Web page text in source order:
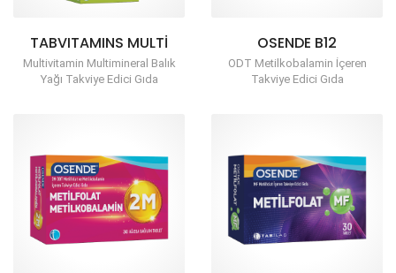
TABVITAMINS MULTI
Multivitamin Multimineral Balık
Yağı Takviye Edici Gıda
OSENDE B12
ODT Metilkobalamin İçeren
Takviye Edici Gıda